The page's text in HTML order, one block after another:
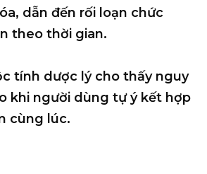
dẫn đến rối loạn chức
theo thời gian.
tính dược lý cho thấy nguy
khi người dùng tự ý kết hợp
cùng lúc.